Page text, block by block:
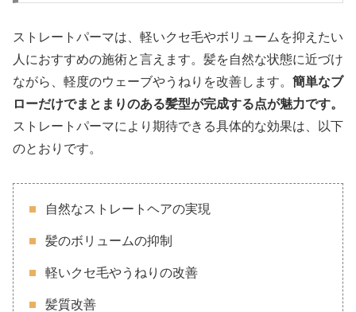
ストレートパーマは、軽いクセ毛やボリュームを抑えたい
人におすすめの施術と言えます。髪を自然な状態に近づけ
ながら、軽度のウェーブやうねりを改善します。 簡単なブ
ローだけでまとまりのある髪型が完成する点が魅力です。
ストレートパーマにより期待できる具体的な効果は、以下
のとおりです。
自然なストレートヘアの実現
髪のボリュームの抑制
軽いクセ毛やうねりの改善
髪質改善